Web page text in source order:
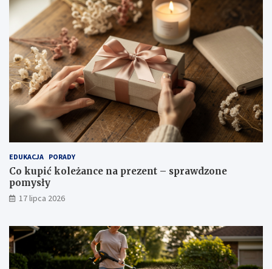
EDUKACJA PORADY
Co kupić koleżance na prezent – sprawdzone
pomysły
17 lipca 2026